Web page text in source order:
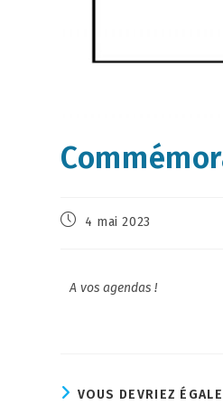
4 mai 2023
A vos agendas !
VOUS DEVRIEZ